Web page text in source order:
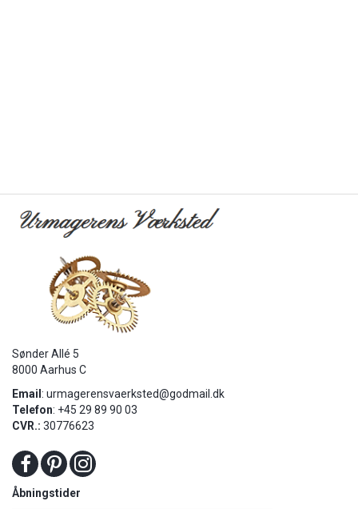
Sønder Allé 5
8000 Aarhus C
Email : urmagerensvaerksted@godmail.dk
Telefon: +45 29 89 90 03
CVR.: 30776623
Åbningstider